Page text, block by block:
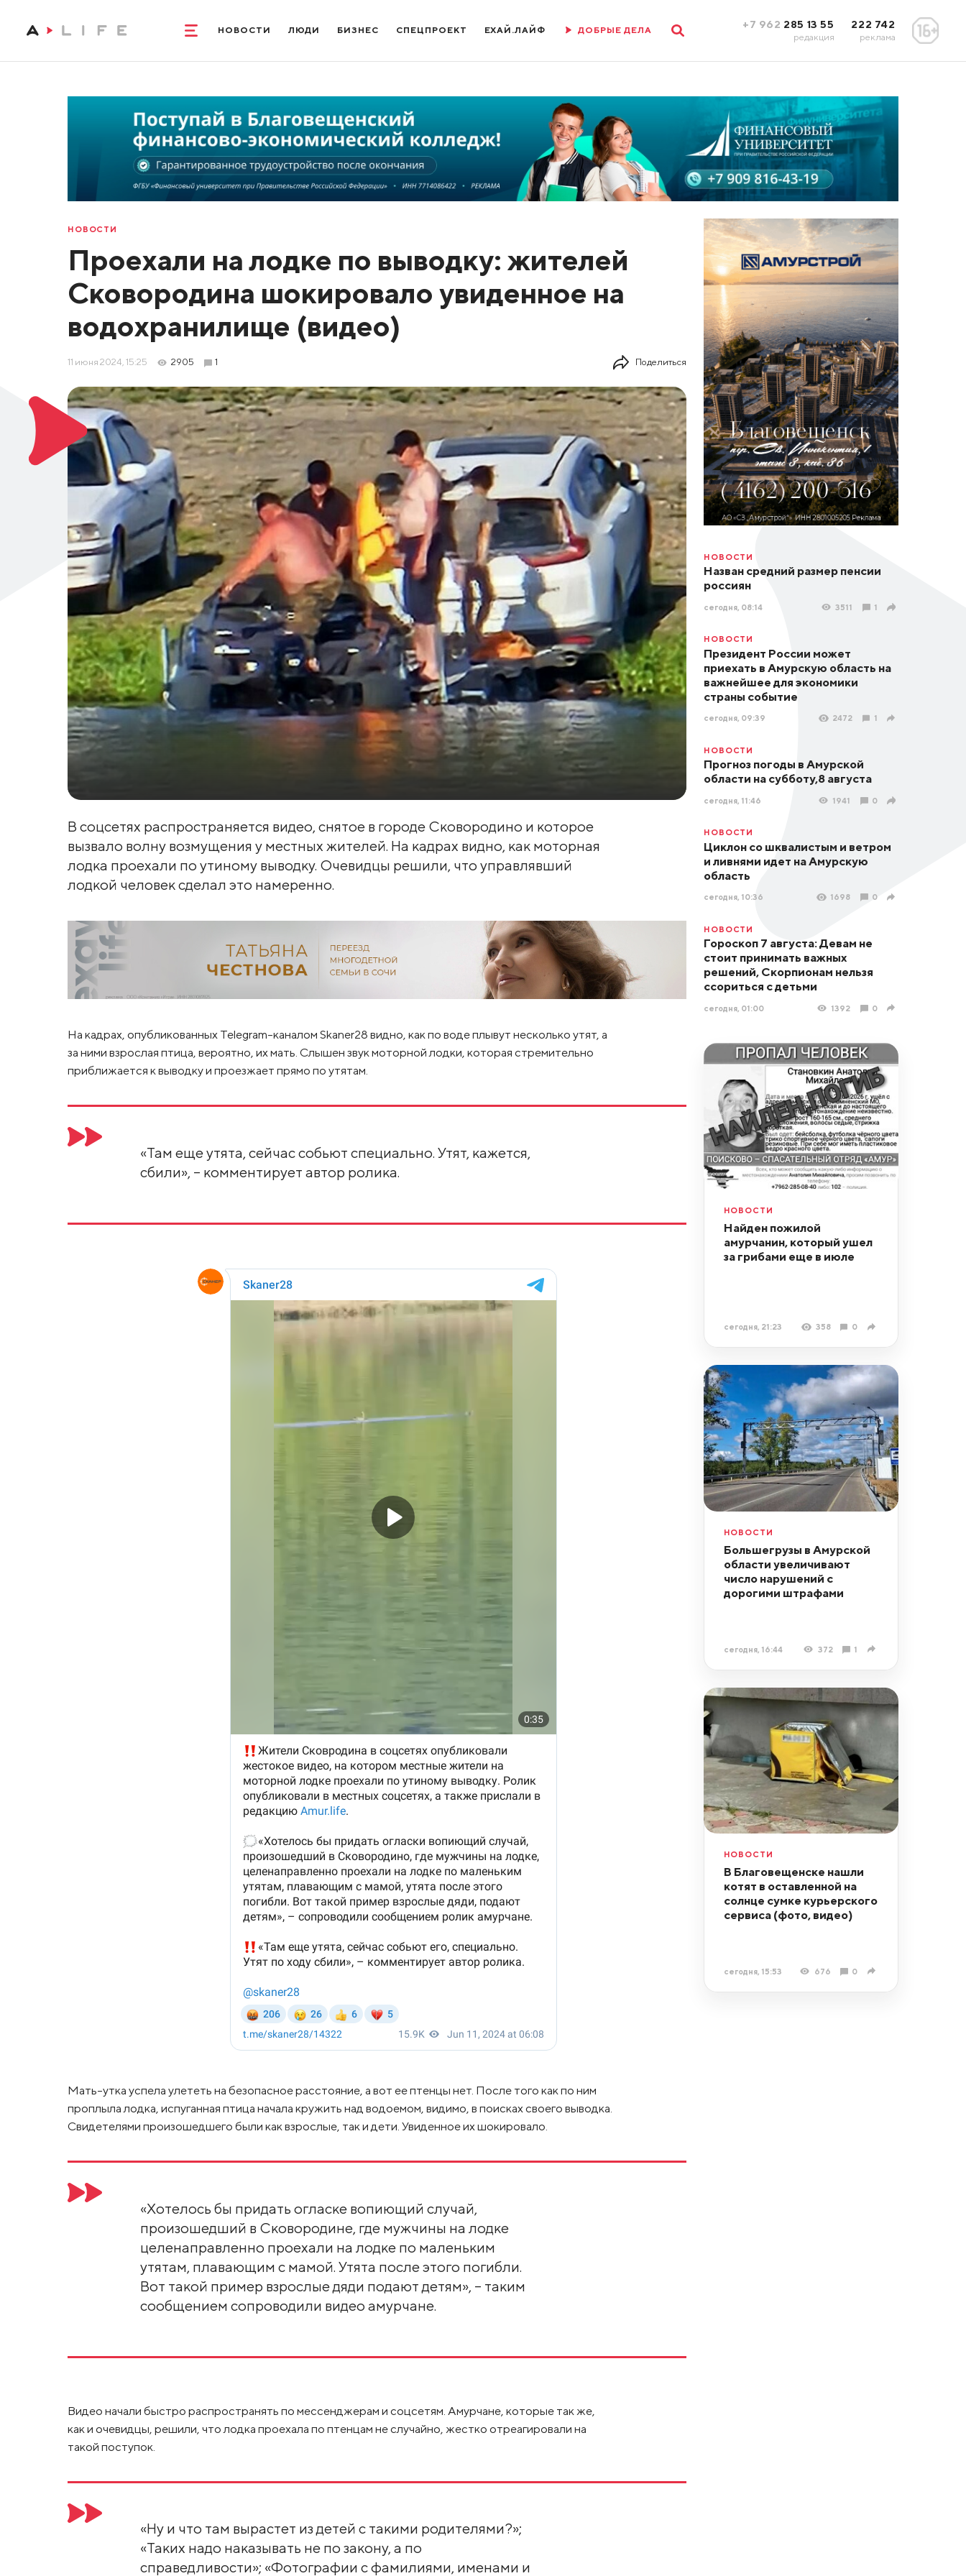
НОВОСТИ ЛЮДИ БИЗНЕС СПЕЦПРОЕКТ ЕХАЙ.ЛАЙФ ДОБРЫЕ ДЕЛА +7 962 285 13 55
редакция
222 742
реклама
НОВОСТИ
Проехали на лодке по выводку: жителей
Сковородина шокировало увиденное на
водохранилище (видео)
11 июня 2024, 15:25 2905 1 Поделиться
В соцсетях распространяется видео, снятое в городе Сковородино и которое
вызвало волну возмущения у местных жителей. На кадрах видно, как моторная
лодка проехали по утиному выводку. Очевидцы решили, что управлявший
лодкой человек сделал это намеренно.
На кадрах, опубликованных Telegram-каналом Skaner28 видно, как по воде плывут несколько утят, а
за ними взрослая птица, вероятно, их мать. Слышен звук моторной лодки, которая стремительно
приближается к выводку и проезжает прямо по утятам.
«Там еще утята, сейчас собьют специально. Утят, кажется,
сбили», – комментирует автор ролика.
Мать-утка успела улететь на безопасное расстояние, а вот ее птенцы нет. После того как по ним
проплыла лодка, испуганная птица начала кружить над водоемом, видимо, в поисках своего выводка.
Свидетелями произошедшего были как взрослые, так и дети. Увиденное их шокировало.
«Хотелось бы придать огласке вопиющий случай,
произошедший в Сковородине, где мужчины на лодке
целенаправленно проехали на лодке по маленьким
утятам, плавающим с мамой. Утята после этого погибли.
Вот такой пример взрослые дяди подают детям», – таким
сообщением сопроводили видео амурчане.
Видео начали быстро распространять по мессенджерам и соцсетям. Амурчане, которые так же,
как и очевидцы, решили, что лодка проехала по птенцам не случайно, жестко отреагировали на
такой поступок.
«Ну и что там вырастет из детей с такими родителями?»;
«Таких надо наказывать не по закону, а по
справедливости»; «Фотографии с фамилиями, именами и
НОВОСТИ
Назван средний размер пенсии
россиян
сегодня, 08:14 3511 1
НОВОСТИ
Президент России может
приехать в Амурскую область на
важнейшее для экономики
страны событие
сегодня, 09:39 2472 1
НОВОСТИ
Прогноз погоды в Амурской
области на субботу,8 августа
сегодня, 11:46 1941 0
НОВОСТИ
Циклон со шквалистым и ветром
и ливнями идет на Амурскую
область
сегодня, 10:36 1698 0
НОВОСТИ
Гороскоп 7 августа: Девам не
стоит принимать важных
решений, Скорпионам нельзя
ссориться с детьми
сегодня, 01:00 1392 0
НОВОСТИ
Найден пожилой
амурчанин, который ушел
за грибами еще в июле
сегодня, 21:23 358 0
НОВОСТИ
Большегрузы в Амурской
области увеличивают
число нарушений с
дорогими штрафами
сегодня, 16:44 372 1
НОВОСТИ
В Благовещенске нашли
котят в оставленной на
солнце сумке курьерского
сервиса (фото, видео)
сегодня, 15:53 676 0